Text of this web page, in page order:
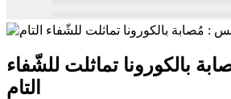
بالكورونا تماثلت للشّفاء
التام